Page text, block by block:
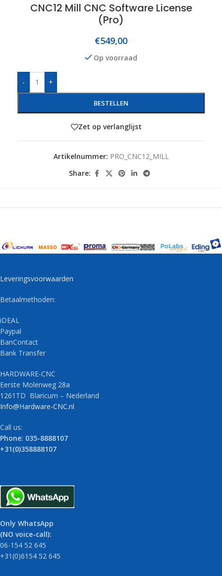
CNC12 Mill CNC Software License
(Pro)
€549,00
Op voorraad
- +
BESTELLEN
Zet op verlanglijst
Artikelnummer: PRO_CNC12_MILL
Share:
Leveringsvoorwaarden
Betaalmethoden:
iDEAL
Paypal
BanContact
Bank Transfer
HARDWARE-CNC
Eerste Molenweg 28a
1261TD Blaricum – Nederland
Info@Hardware-CNC.nl
Call us:
Phone: 035-8888107
+31(0)358888107
Only WhatsApp
(NO voice-call):
06-154 52 645
+31(0)6154 52 645